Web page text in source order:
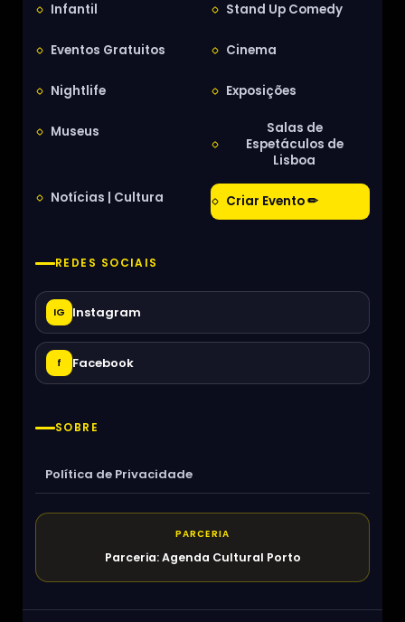
Infantil Stand Up Comedy
Eventos Gratuitos Cinema
Nightlife Exposições
Museus
Salas de
Espetáculos de
Lisboa
Notícias | Cultura Criar Evento ✏
REDES SOCIAIS
IG Instagram
f Facebook
SOBRE
Política de Privacidade
PARCERIA
Parceria: Agenda Cultural Porto